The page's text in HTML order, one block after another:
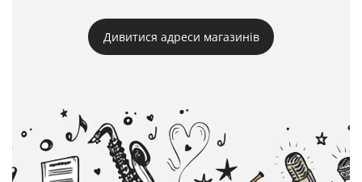
Дивитися адреси магазинів